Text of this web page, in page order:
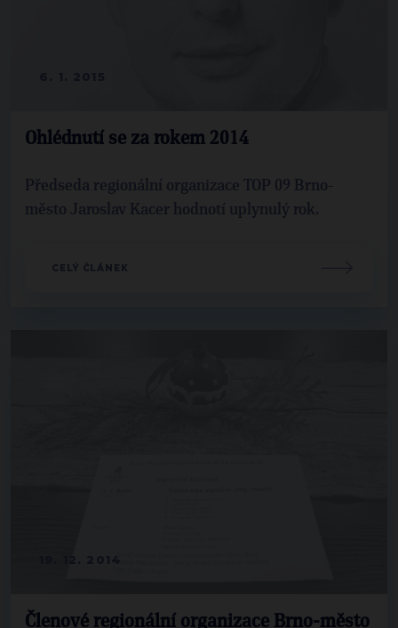
Ohlédnutí se za rokem 2014
Předseda regionální organizace TOP 09 Brno-
město Jaroslav Kacer hodnotí uplynulý rok.
CELÝ ČLÁNEK
Členové regionální organizace Brno-město